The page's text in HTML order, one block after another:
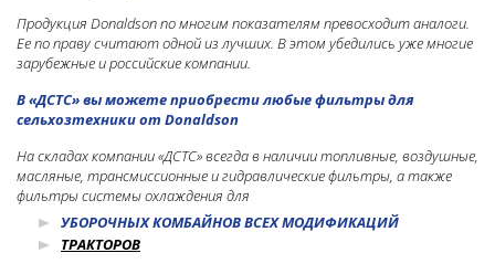
BELARUS TRACTORS
(МТЗ)
CASE
CATERPILLAR
CLAAS
DEUTZ
DEUTZ FAHR
FENDT
Продукция Donaldson по многим показателям превосходит аналоги.
Ее по праву считают одной из лучших. В этом убедились уже многие
зарубежные и российские компании.
В «ДСТС» вы можете приобрести любые фильтры для
сельхозтехники от Donaldson
На складах компании «ДСТС» всегда в наличии топливные, воздушные,
масляные, трансмиссионные и гидравлические фильтры, а также
фильтры системы охлаждения для
УБОРОЧНЫХ КОМБАЙНОВ ВСЕХ МОДИФИКАЦИЙ
ТРАКТОРОВ